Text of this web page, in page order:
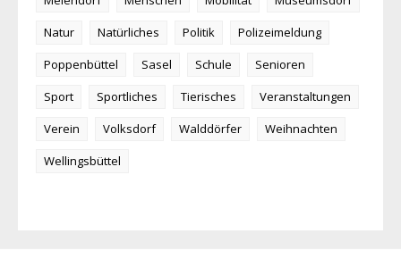
Natur
Natürliches Politik
Polizeimeldung
Poppenbüttel
Sasel Schule
Senioren
Sport
Sportliches Tierisches
Veranstaltungen
Verein
Volksdorf Walddörfer
Weihnachten
Wellingsbüttel